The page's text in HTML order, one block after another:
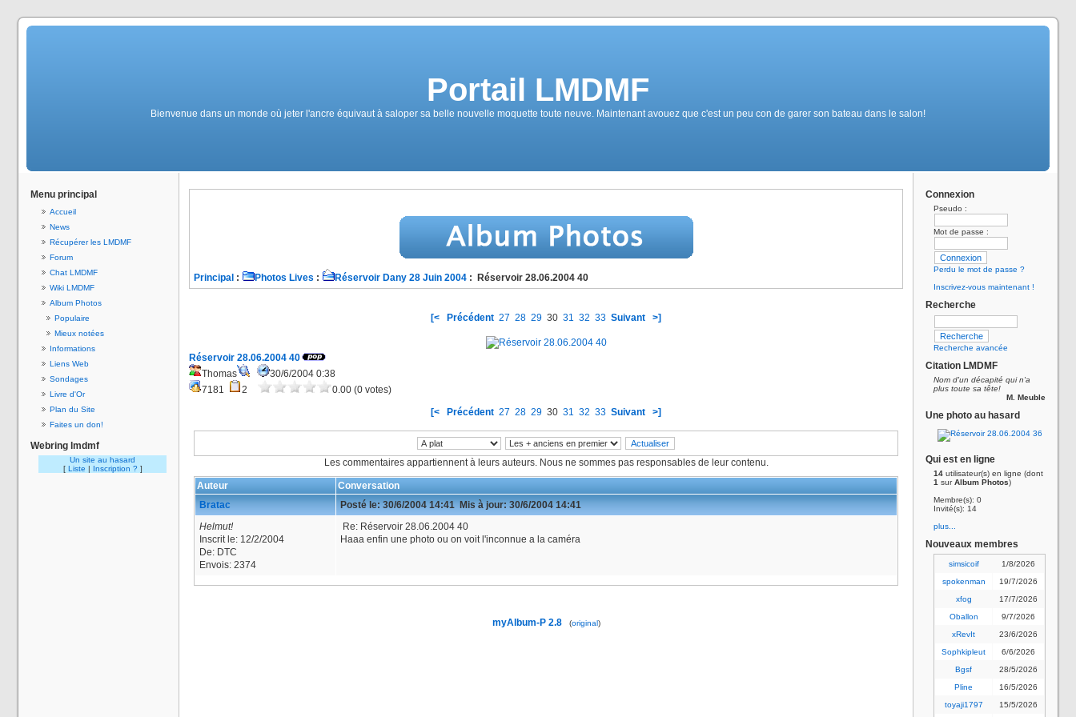
Portail LMDMF
Bienvenue dans un monde où jeter l'ancre équivaut à saloper sa belle nouvelle moquette toute neuve. Maintenant avouez que c'est un peu con de garer son bateau dans le salon!
Menu principal
Accueil
News
Récupérer les LMDMF
Forum
Chat LMDMF
Wiki LMDMF
Album Photos
Populaire
Mieux notées
Informations
Liens Web
Sondages
Livre d'Or
Plan du Site
Faites un don!
Webring lmdmf
Un site au hasard
[ Liste | Inscription ? ]
Principal : Photos Lives : Réservoir Dany 28 Juin 2004 : Réservoir 28.06.2004 40
[< Précédent 27 28 29 30 31 32 33 Suivant >]
Réservoir 28.06.2004 40
Thomas
30/6/2004 0:38
7181
2
0.00 (0 votes)
[<
Précédent 27 28 29 30 31 32 33 Suivant >]
Les commentaires appartiennent à leurs auteurs. Nous ne sommes pas responsables de leur contenu.
Auteur
Conversation
Bratac
Posté le: 30/6/2004 14:41 Mis à jour: 30/6/2004 14:41
Helmut!
Inscrit le: 12/2/2004
De: DTC
Envois: 2374
Re: Réservoir 28.06.2004 40
Haaa enfin une photo ou on voit l'inconnue a la caméra
myAlbum-P 2.8 (original)
Connexion
Pseudo :
Mot de passe :
Perdu le mot de passe ?
Inscrivez-vous maintenant !
Recherche
Recherche avancée
Citation LMDMF
Nom d'un décapité qui n'a
plus toute sa tête!
M. Meuble
Une photo au hasard
Qui est en ligne
14 utilisateur(s) en ligne (dont
1 surAlbum Photos)
Membre(s): 0
Invité(s): 14
plus...
Nouveaux membres
simsicoif
1/8/2026
spokenman
19/7/2026
xfog
17/7/2026
Oballon
9/7/2026
xRevIt
23/6/2026
Sophkipleut
6/6/2026
Bgsf
28/5/2026
Pline
16/5/2026
toyaji1797
15/5/2026